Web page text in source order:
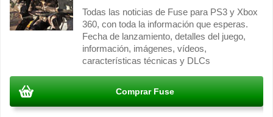
Todas las noticias de Fuse para PS3 y Xbox
360, con toda la información que esperas.
Fecha de lanzamiento, detalles del juego,
información, imágenes, vídeos,
características técnicas y DLCs
Comprar Fuse